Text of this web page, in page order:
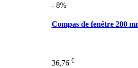
- 8%
Compas de fenêtre 280
36,76 €